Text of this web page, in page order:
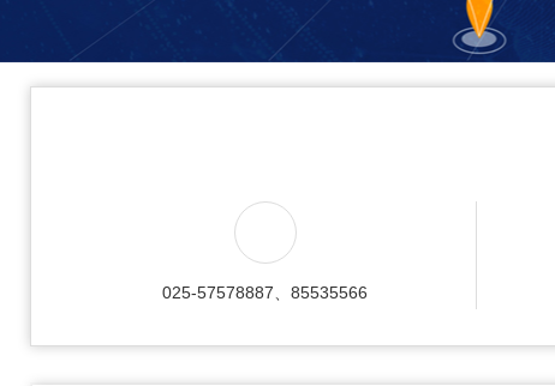
025-57578887、85535566